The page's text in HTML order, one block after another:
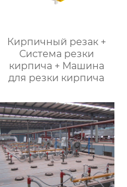
Кирпичный резак +
Система резки
кирпича + Машина
для резки кирпича